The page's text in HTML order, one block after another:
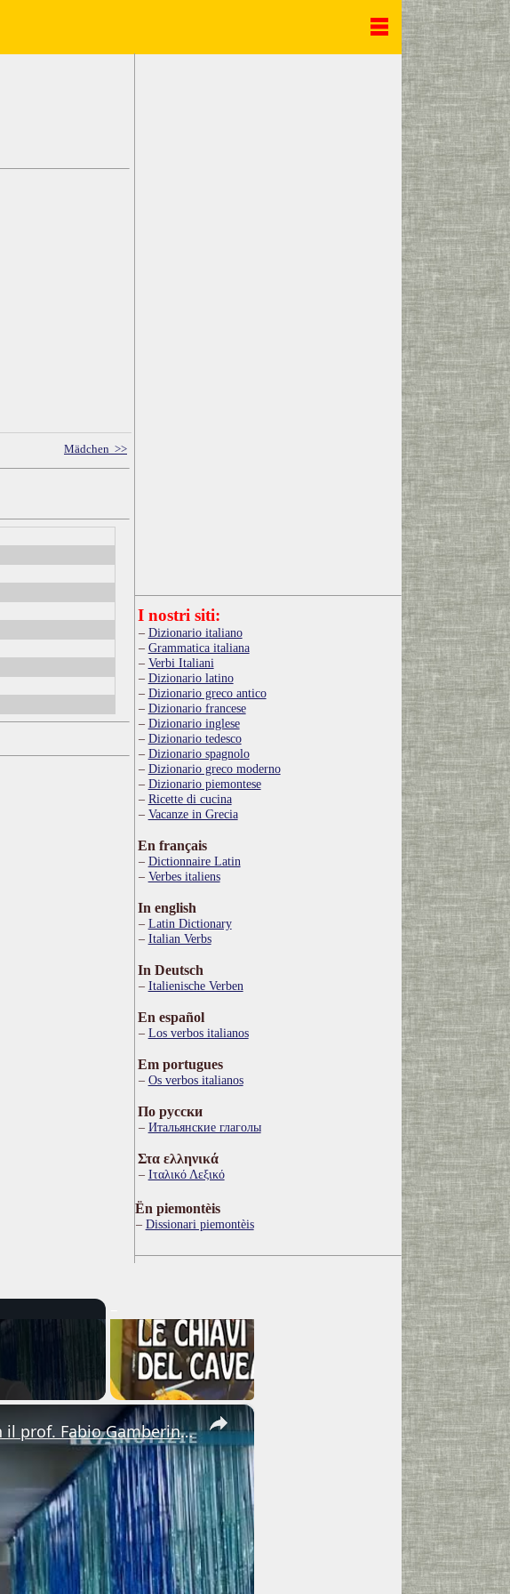
Mädchen >>
I nostri siti:
Dizionario italiano
Grammatica italiana
Verbi Italiani
Dizionario latino
Dizionario greco antico
Dizionario francese
Dizionario inglese
Dizionario tedesco
Dizionario spagnolo
Dizionario greco moderno
Dizionario piemontese
Ricette di cucina
Vacanze in Grecia
En français
Dictionnaire Latin
Verbes italiens
In english
Latin Dictionary
Italian Verbs
In Deutsch
Italienische Verben
En español
Los verbos italianos
Em portugues
Os verbos italianos
По русски
Итальянские глаголы
Στα ελληνικά
Ιταλικό Λεξικό
Ën piemontèis
Dissionari piemontèis
×
Adrano. Interessante incontro al liceo “Verga” con il prof. Fabio Gamberini. Studenti del Linguistic